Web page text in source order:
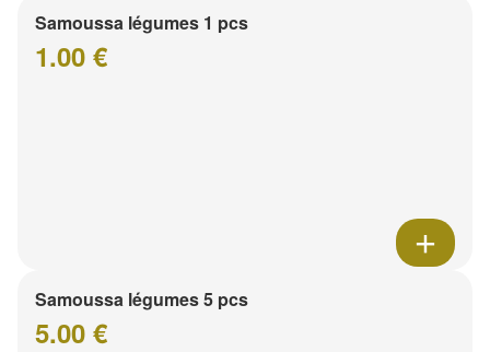
Samoussa légumes 1 pcs
1.00 €
Samoussa légumes 5 pcs
5.00 €